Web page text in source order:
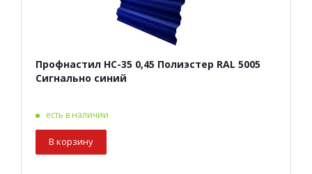
Профнастил НС-35 0,45 Полиэстер RAL 5005
Сигнально синий
есть в наличии
В корзину